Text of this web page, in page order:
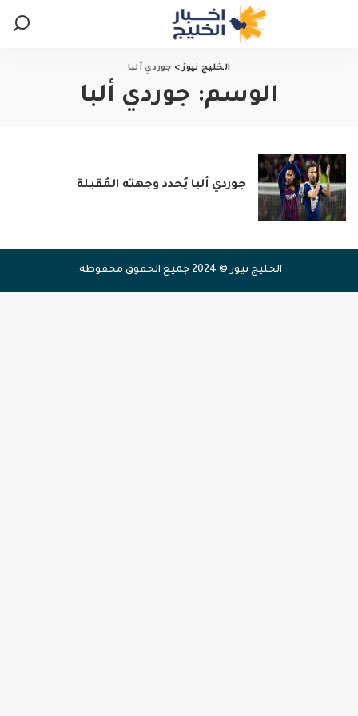
الخليج نيوز> جوردي ألبا
الوسم: جوردي ألبا
جوردي ألبا يُحدد وجهته المُقبلة
الخليج نيوز © 2024 جميع الحقوق محفوظة.